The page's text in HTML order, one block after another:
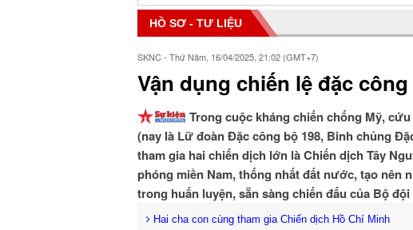
HỒ SƠ - TƯ LIỆU
SKNC - Thứ Năm, 16/04/2025, 21:02 (GMT+7)
Vận dụng chiến lệ đặc công
Trong cuộc kháng chiến chống Mỹ,
(nay là Lữ đoàn Đặc công bộ 198, Binh chủng
tham gia hai chiến dịch lớn là Chiến dịch Tây
phóng miền Nam, thống nhất đất nước, tạo nên
trong huấn luyện, sẵn sàng chiến đấu của Bộ
Hai cha con cùng tham gia Chiến dịch Hồ Chí Minh